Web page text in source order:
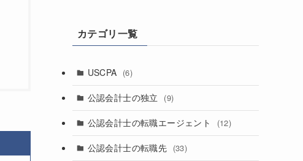
カテゴリ一覧
USCPA (6)
公認会計士の独立 (9)
公認会計士の転職エージェント (12)
公認会計士の転職先 (33)